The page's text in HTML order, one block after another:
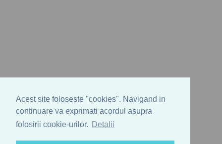
Acest site foloseste "cookies". Navigand in
continuare va exprimati acordul asupra
folosirii cookie-urilor.
Detalii